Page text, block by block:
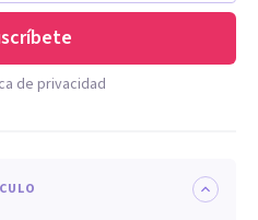
de privacidad